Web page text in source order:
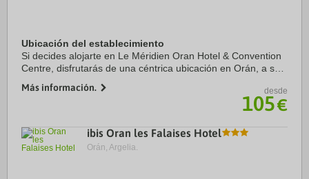
Ubicación del establecimiento
Si decides alojarte en Le Méridien Oran Hotel & Convention
Centre, disfrutarás de una céntrica ubicación en Orán, a solo
min de Musée National Ahmed ...
Más información. desde
105€
ibis Oran les Falaises Hotel
Orán, Argelia.